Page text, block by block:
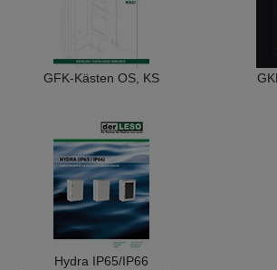
GFK-Kästen OS, KS
Hydra IP65/IP66